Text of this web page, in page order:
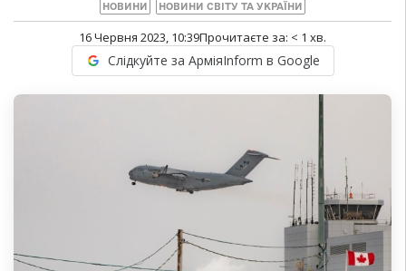
НОВИНИ НОВИНИ СВІТУ ТА УКРАЇНИ
16 Червня 2023, 10:39Прочитаєте за: < 1 хв.
Слідкуйте за АрміяInform в Google